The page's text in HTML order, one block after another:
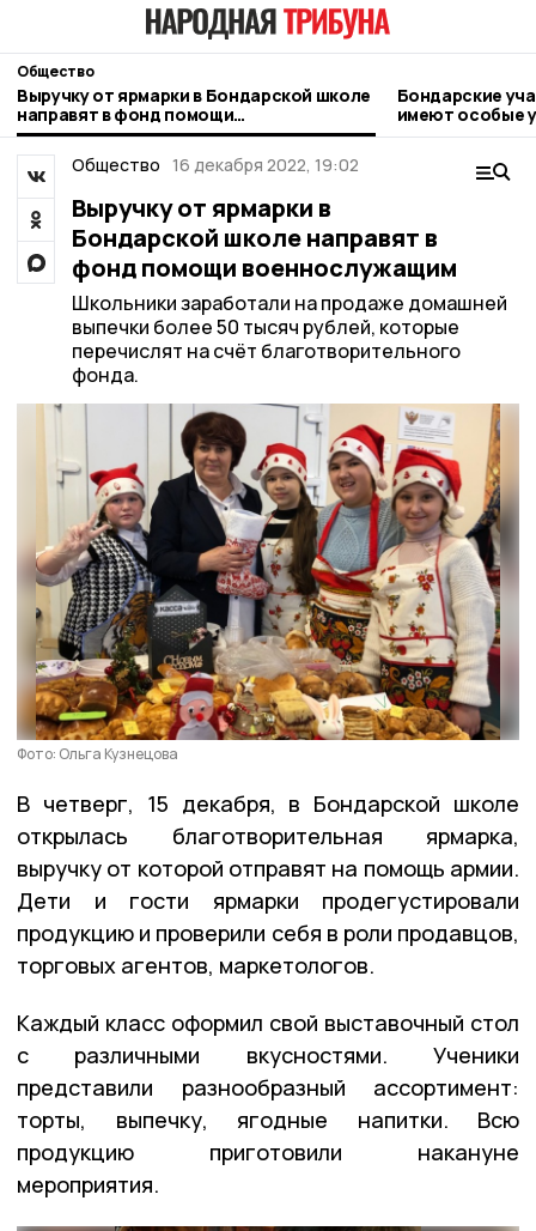
Общество
Выручку от ярмарки в Бондарской школе
направят в фонд помощи
военнослужащим
Бондарские
имеют особые
соцконтракта
Общество 16 декабря 2022, 19:02
Выручку от ярмарки в
Бондарской школе направят в
фонд помощи военнослужащим
Школьники заработали на продаже домашней
выпечки более 50 тысяч рублей, которые
перечислят на счёт благотворительного
фонда.
Фото: Ольга Кузнецова
В четверг, 15 декабря, в Бондарской школе
открылась благотворительная ярмарка,
выручку от которой отправят на помощь армии.
Дети и гости ярмарки продегустировали
продукцию и проверили себя в роли продавцов,
торговых агентов, маркетологов.
Каждый класс оформил свой выставочный стол
с различными вкусностями. Ученики
представили разнообразный ассортимент:
торты, выпечку, ягодные напитки. Всю
продукцию приготовили накануне
мероприятия.